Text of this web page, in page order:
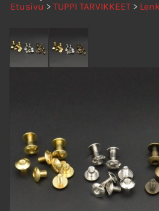
Etusivu > TUPPI TARVIKKEET >